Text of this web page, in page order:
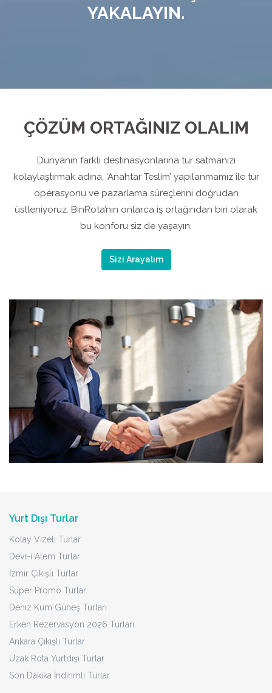
YAKALAYIN.
ÇÖZÜM ORTAĞINIZ OLALIM
Dünyanın farklı destinasyonlarına tur satmanızı
kolaylaştırmak adına, ‘Anahtar Teslim’ yapılanmamız ile tur
operasyonu ve pazarlama süreçlerini doğrudan
üstleniyoruz. BinRota’nın onlarca iş ortağından biri olarak
bu konforu siz de yaşayın.
Sizi Arayalım
Yurt Dışı Turlar
Kolay Vizeli Turlar
Devr-i Alem Turlar
İzmir Çıkışlı Turlar
Süper Promo Turlar
Deniz Kum Güneş Turları
Erken Rezervasyon 2026 Turları
Ankara Çıkışlı Turlar
Uzak Rota Yurtdışı Turlar
Son Dakika İndirimli Turlar